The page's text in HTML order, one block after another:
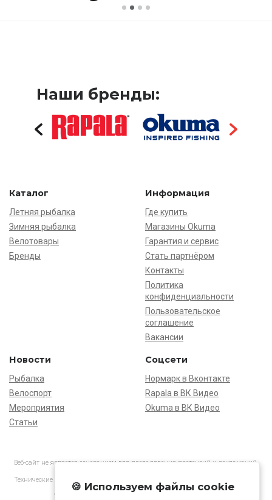
Наши бренды:
Каталог
Летняя рыбалка
Зимняя рыбалка
Велотовары
Бренды
Информация
Где купить
Магазины Okuma
Гарантия и сервис
Стать партнёром
Контакты
Политика
конфиденциальности
Пользовательское
соглашение
Вакансии
Новости
Рыбалка
Велоспорт
Мероприятия
Статьи
Соцсети
Нормарк в Вконтакте
Rapala в ВК Видео
Okuma в ВК Видео
Веб-сайт не является основанием для предъявления претензий и рекламаций,
Технические характеристики товаров могут отличаться от указанных на сайте.
АО «Нормарк» ИНН 7728172512 ОГРН 1037739603505
🍪 Используем файлы cookie